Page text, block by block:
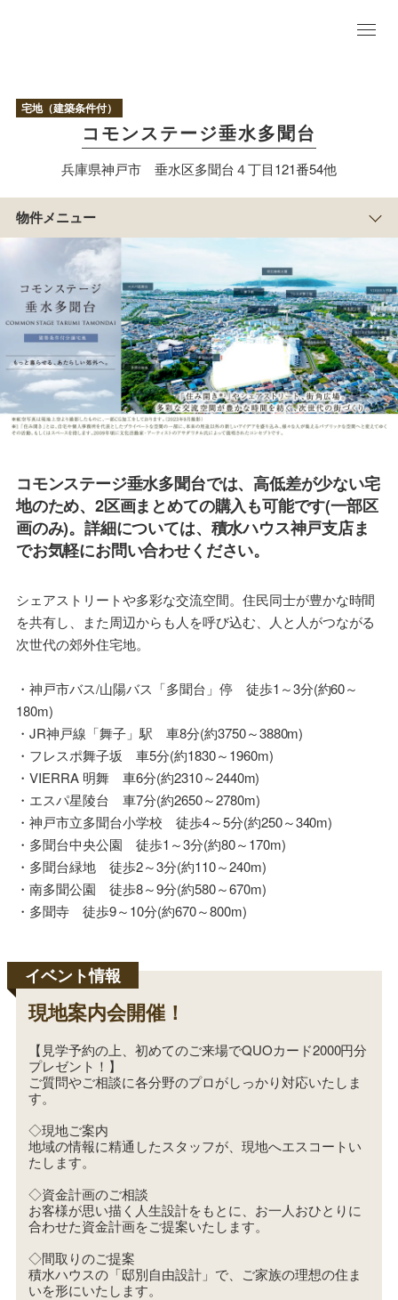
宅地（建築条件付）
コモンステージ垂水多聞台
兵庫県神戸市 垂水区多聞台４丁目121番54他
物件メニュー
地
アクセス／周辺
マップ
介
物
件
概
積水ハウスのすまい
づくり
＊分譲住宅はこ
ちら＊
兵庫県イベン
コモンステージ垂水多聞台では、高低差が少ない宅
地のため、2区画まとめての購入も可能です(一部区
画のみ)。詳細については、積水ハウス神戸支店ま
でお気軽にお問い合わせください。
シェアストリートや多彩な交流空間。住民同士が豊かな時間
を共有し、また周辺からも人を呼び込む、人と人がつながる
次世代の郊外住宅地。
・神戸市バス/山陽バス「多聞台」停 徒歩1～3分(約60～
180m)
・JR神戸線「舞子」駅 車8分(約3750～3880m)
・フレスポ舞子坂 車5分(約1830～1960m)
・VIERRA 明舞 車6分(約2310～2440m)
・エスパ星陵台 車7分(約2650～2780m)
・神戸市立多聞台小学校 徒歩4～5分(約250～340m)
・多聞台中央公園 徒歩1～3分(約80～170m)
・多聞台緑地 徒歩2～3分(約110～240m)
・南多聞公園 徒歩8～9分(約580～670m)
・多聞寺 徒歩9～10分(約670～800m)
現地案内会開催！
【見学予約の上、初めてのご来場でQUOカード2000円分
プレゼント！】
ご質問やご相談に各分野のプロがしっかり対応いたしま
す。
◇現地ご案内
地域の情報に精通したスタッフが、現地へエスコートい
たします。
◇資金計画のご相談
お客様が思い描く人生設計をもとに、お一人おひとりに
合わせた資金計画をご提案いたします。
◇間取りのご提案
積水ハウスの「邸別自由設計」で、ご家族の理想の住ま
いを形にいたします。